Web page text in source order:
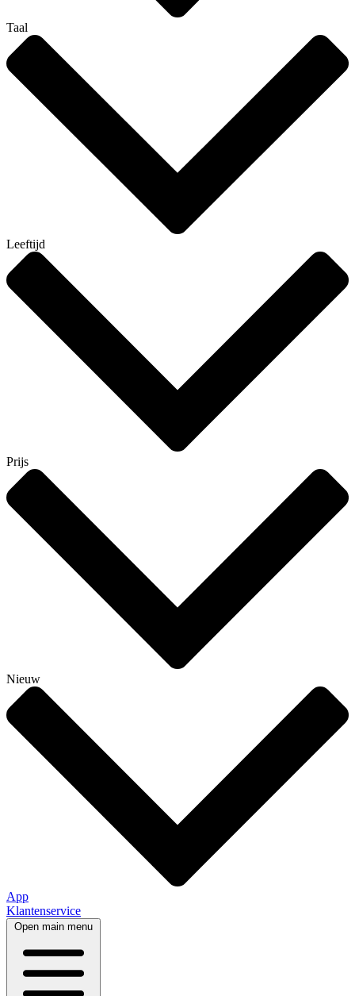
Taal
Leeftijd
Prijs
Nieuw
App
Klantenservice
Open main menu